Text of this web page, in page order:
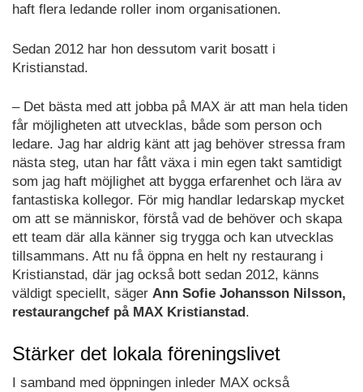
haft flera ledande roller inom organisationen.
Sedan 2012 har hon dessutom varit bosatt i
Kristianstad.
– Det bästa med att jobba på MAX är att man hela tiden
får möjligheten att utvecklas, både som person och
ledare. Jag har aldrig känt att jag behöver stressa fram
nästa steg, utan har fått växa i min egen takt samtidigt
som jag haft möjlighet att bygga erfarenhet och lära av
fantastiska kollegor. För mig handlar ledarskap mycket
om att se människor, förstå vad de behöver och skapa
ett team där alla känner sig trygga och kan utvecklas
tillsammans. Att nu få öppna en helt ny restaurang i
Kristianstad, där jag också bott sedan 2012, känns
väldigt speciellt, säger Ann Sofie Johansson Nilsson,
restaurangchef på MAX Kristianstad.
Stärker det lokala föreningslivet
I samband med öppningen inleder MAX också